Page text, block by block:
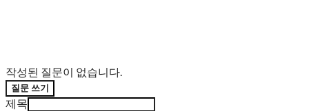
작성된 질문이 없습니다.
질문 쓰기
제목